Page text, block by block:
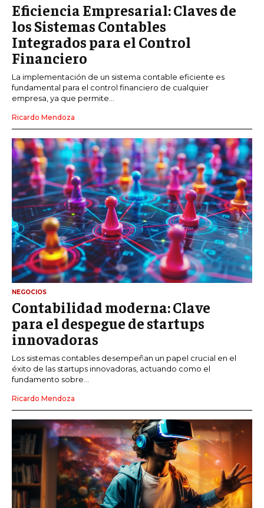
Eficiencia Empresarial: Claves de
los Sistemas Contables
Integrados para el Control
Financiero
La implementación de un sistema contable eficiente es
fundamental para el control financiero de cualquier
empresa, ya que permite...
Ricardo Mendoza
NEGOCIOS
Contabilidad moderna: Clave
para el despegue de startups
innovadoras
Los sistemas contables desempeñan un papel crucial en el
éxito de las startups innovadoras, actuando como el
fundamento sobre...
Ricardo Mendoza